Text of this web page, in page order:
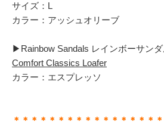
サイズ：L
カラー：アッシュオリーブ
▶︎Rainbow Sandals レインボーサン
Comfort Classics Loafer
カラー：エスプレッソ
＊＊＊＊＊＊＊＊＊＊＊＊＊＊＊＊